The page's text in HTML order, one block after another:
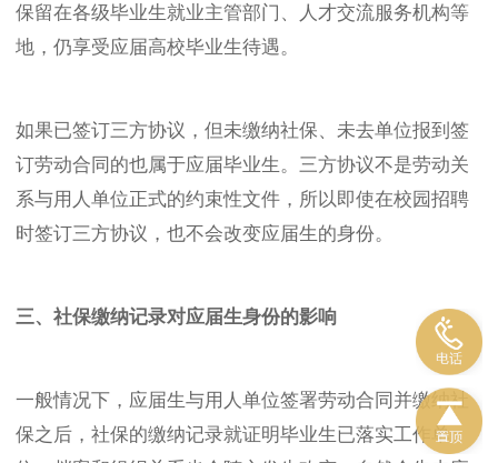
保留在各级毕业生就业主管部门、人才交流服务机构等
地，仍享受应届高校毕业生待遇。
如果已签订三方协议，但未缴纳社保、未去单位报到签
订劳动合同的也属于应届毕业生。三方协议不是劳动关
系与用人单位正式的约束性文件，所以即使在校园招聘
时签订三方协议，也不会改变应届生的身份。
三、社保缴纳记录对应届生身份的影响
一般情况下，应届生与用人单位签署劳动合同并缴纳社
保之后，社保的缴纳记录就证明毕业生已落实工作单